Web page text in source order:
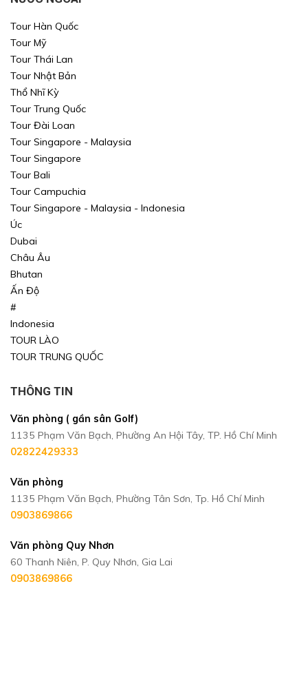
Xin mời Quý khách chọn thông tin cần tìm kiếm
Chọn nơi đi
Chọn nơi đến
Xin mời Quý khách chọn thông tin cần tìm kiếm
Chọn nơi đi
Chọn nơi đến
Xin mời Quý khách chọn thông tin cần tìm kiếm
Chọn khu vực
Chọn loại
Tour Hàn Quốc
Tour Mỹ
Tour Thái Lan
Tour Nhật Bản
Thổ Nhĩ Kỳ
Tour Trung Quốc
Tour Đài Loan
Tour Singapore - Malaysia
Tour Singapore
Tour Bali
Tour Campuchia
Tour Singapore - Malaysia - Indonesia
Úc
Dubai
Châu Âu
Bhutan
Ấn Độ
#
Indonesia
TOUR LÀO
TOUR TRUNG QUỐC
THÔNG TIN
Văn phòng ( gần sân Golf)
1135 Phạm Văn Bạch, Phường An Hội Tây, TP. Hồ Chí Minh
02822429333
Văn phòng
1135 Phạm Văn Bạch, Phường Tân Sơn, Tp. Hồ Chí Minh
0903869866
Văn phòng Quy Nhơn
60 Thanh Niên, P. Quy Nhơn, Gia Lai
0903869866